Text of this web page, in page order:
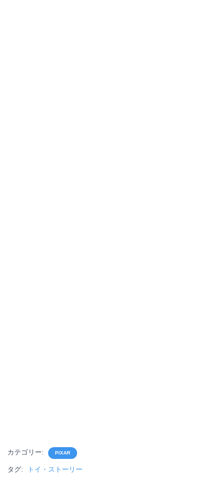
カテゴリー: PIXAR
タグ: トイ・ストーリー